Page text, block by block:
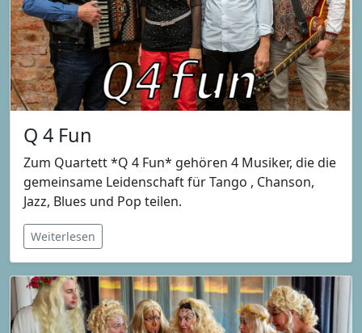
Q 4 Fun
Zum Quartett *Q 4 Fun* gehören 4 Musiker, die die
gemeinsame Leidenschaft für Tango , Chanson,
Jazz, Blues und Pop teilen.
Weiterlesen